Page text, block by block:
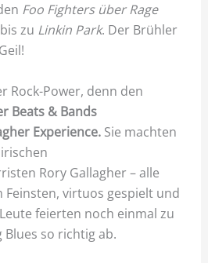
Foo Fighters über Rage
zu Linkin Park. Der Brühler
Rock-Power, denn den
Beats & Bands
Experience.Sie machten
Rory Gallagher – alle
Feinsten, virtuos gespielt und
feierten noch einmal zu
so richtig ab.